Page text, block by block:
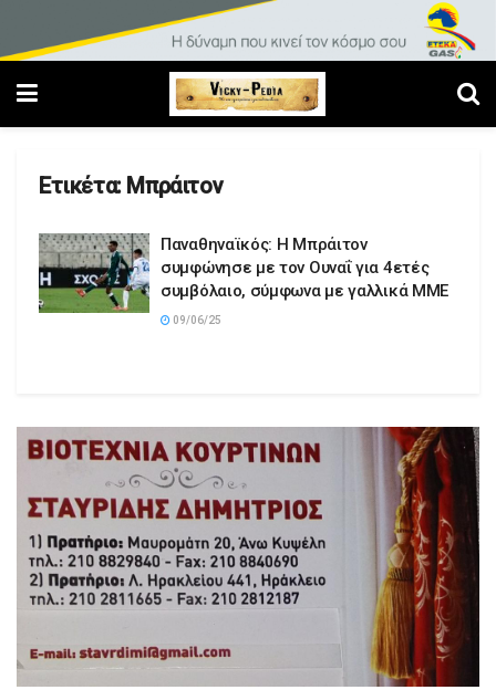
Ετικέτα: Μπράιτον
Παναθηναϊκός: Η Μπράιτον
συμφώνησε με τον Ουναΐ για 4ετές
συμβόλαιο, σύμφωνα με γαλλικά ΜΜΕ
09/06/25